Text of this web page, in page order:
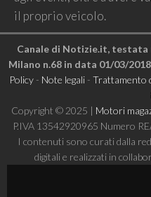
il proprio veicolo.
Canale di Notizie.it,
Milano n.68 in data 01/03/2018
Policy- Note legali- Trattamento
Copyright © 2025 | Motori
P.IVA 13542920965 Numero
I contenuti sono curati dalla
digitali e realizzati in